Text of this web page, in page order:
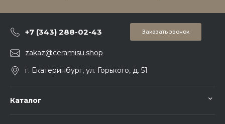
+7 (343) 288-02-43 Заказать звонок
zakaz@ceramisu.shop
г. Екатеринбург, ул. Горького, д. 51
Каталог